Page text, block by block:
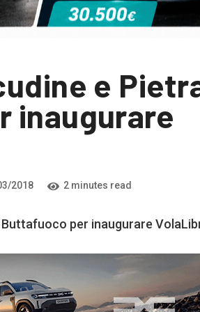
e
inaugurare
2018 2 minutes read